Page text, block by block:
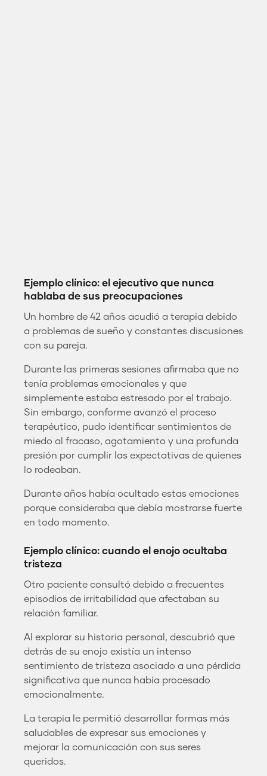
Ejemplo clínico: el ejecutivo que nunca
hablaba de sus preocupaciones
Un hombre de 42 años acudió a terapia debido
a problemas de sueño y constantes discusiones
con su pareja.
Durante las primeras sesiones afirmaba que no
tenía problemas emocionales y que
simplemente estaba estresado por el trabajo.
Sin embargo, conforme avanzó el proceso
terapéutico, pudo identificar sentimientos de
miedo al fracaso, agotamiento y una profunda
presión por cumplir las expectativas de quienes
lo rodeaban.
Durante años había ocultado estas emociones
porque consideraba que debía mostrarse fuerte
en todo momento.
Ejemplo clínico: cuando el enojo ocultaba
tristeza
Otro paciente consultó debido a frecuentes
episodios de irritabilidad que afectaban su
relación familiar.
Al explorar su historia personal, descubrió que
detrás de su enojo existía un intenso
sentimiento de tristeza asociado a una pérdida
significativa que nunca había procesado
emocionalmente.
La terapia le permitió desarrollar formas más
saludables de expresar sus emociones y
mejorar la comunicación con sus seres
queridos.